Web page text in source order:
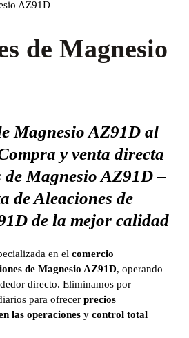
de Magnesio
Magnesio AZ91D al
y venta directa
de Magnesio AZ91D –
de Aleaciones de
de la mejor calidad
en el comercio
de Magnesio AZ91D, operando
directo. Eliminamos por
para ofrecer precios
las operaciones y control total